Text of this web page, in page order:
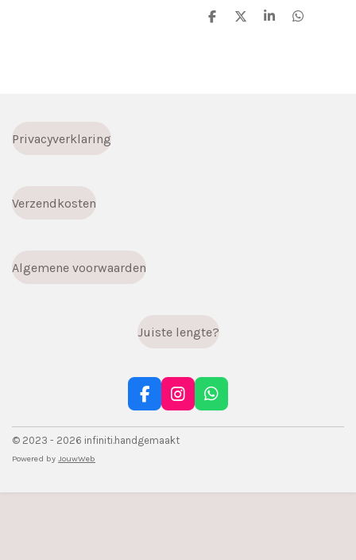
D
D
S
D
Privacyverklaring
Verzendkosten
Algemene voorwaarden
Juiste lengte?
F
a
c
e
o
I
n
s
t
r
W
h
a
p
© 2023 - 2026 infiniti.handgemaakt
Powered by JouwWeb